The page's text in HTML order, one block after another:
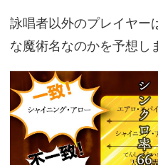
詠唱者以外のプレイヤー
な魔術名なのかを予想し